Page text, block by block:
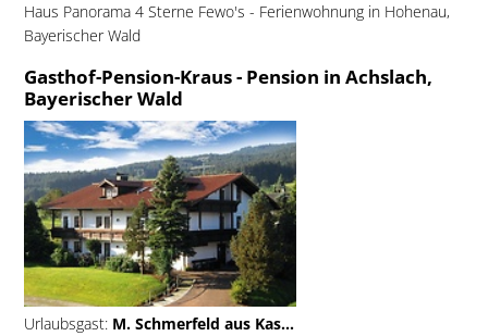
Haus Panorama 4 Sterne Fewo's - Ferienwohnung in Hohenau,
Bayerischer Wald
Gasthof-Pension-Kraus - Pension in Achslach,
Bayerischer Wald
Urlaubsgast:M. Schmerfeld aus Kas...